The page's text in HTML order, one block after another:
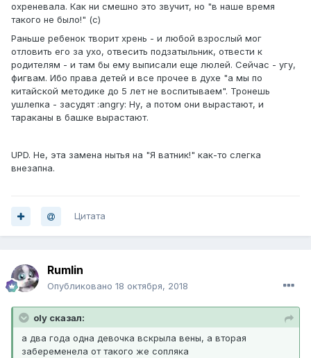
охреневала. Как ни смешно это звучит, но "в наше время
такого не было!" (с)
Раньше ребенок творит хрень - и любой взрослый мог
отловить его за ухо, отвесить подзатыльник, отвести к
родителям - и там бы ему выписали еще люлей. Сейчас - угу,
фигвам. Ибо права детей и все прочее в духе "а мы по
китайской методике до 5 лет не воспитываем". Тронешь
ушлепка - засудят :angry: Ну, а потом они вырастают, и
тараканы в башке вырастают.
UPD. Не, эта замена нытья на "Я ватник!" как-то слегка
внезапна.
Цитата
Rumlin
Опубликовано 18 октября, 2018
oly сказал:
а два года одна девочка вскрыла вены, а вторая
забеременела от такого же сопляка